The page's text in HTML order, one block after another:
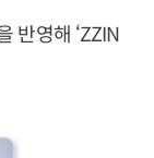
반영해 ‘ZZIN